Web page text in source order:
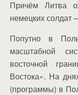
Причём Литва
немецких солдат
Попутно в
масштабной
восточной
Востока». На
(программы) в